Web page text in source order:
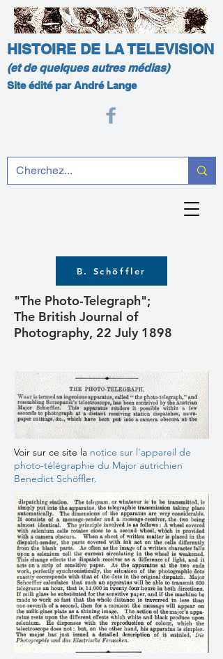
HISTOIRE DE LA TELEVISION
(et de quelques autres médias)
Site édité par André Lange
B. Schöffler
"The Photo-Telegraph";
The British Journal of
Photography, 22 July 1898
Voir sur ce site la notice sur l'appareil de
photo-télégraphie du Major autrichien
Benedict Schöffler.